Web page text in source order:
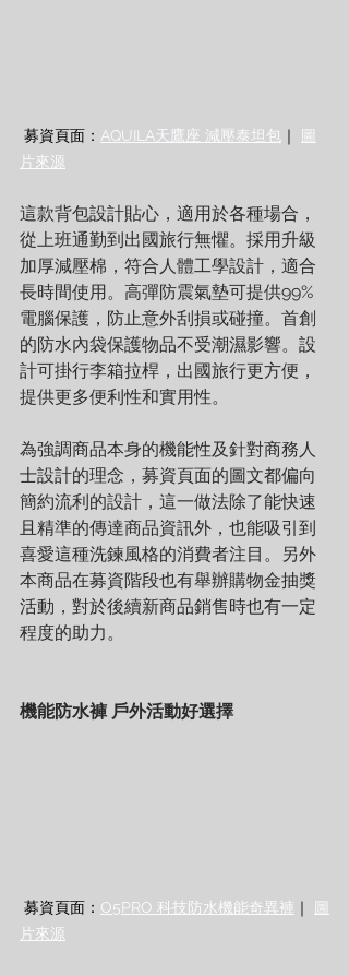
募資頁面： AQUILA天鷹座 減壓泰坦包 ｜
圖
片來源
這款背包設計貼心，適用於各種場合，
從上班通勤到出國旅行無懼。採用升級
加厚減壓棉，符合人體工學設計，適合
長時間使用。高彈防震氣墊可提供99%
電腦保護，防止意外刮損或碰撞。首創
的防水內袋保護物品不受潮濕影響。設
計可掛行李箱拉桿，出國旅行更方便，
提供更多便利性和實用性。
為強調商品本身的機能性及針對商務人
士設計的理念，募資頁面的圖文都偏向
簡約流利的設計，這一做法除了能快速
且精準的傳達商品資訊外，也能吸引到
喜愛這種洗鍊風格的消費者注目。另外
本商品在募資階段也有舉辦購物金抽獎
活動，對於後續新商品銷售時也有一定
程度的助力。
機能防水褲 戶外活動好選擇
募資頁面： O5PRO 科技防水機能奇異褲 ｜
圖
片來源